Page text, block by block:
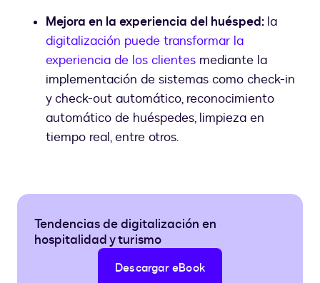
Mejora en la experiencia del huésped: la
digitalización puede transformar la
experiencia de los clientes mediante la
implementación de sistemas como check-in
y check-out automático, reconocimiento
automático de huéspedes, limpieza en
tiempo real, entre otros.
Tendencias de digitalización en
hospitalidad y turismo
Descargar eBook